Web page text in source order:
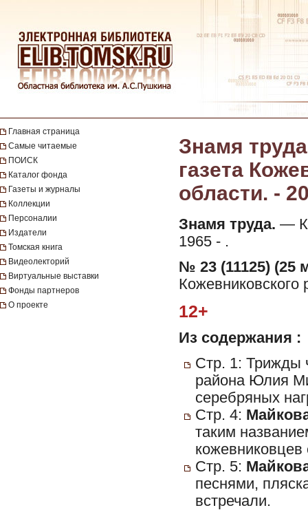
Главная страница
Самые читаемые
ПОИСК
Каталог фонда
Газеты и журналы
Коллекции
Персоналии
Издатели
Томская книга
Видеолекторий
Виртуальные выставки
Фонды партнеров
О проекте
Знамя
газета
области. -
Знамя труда. —
1965 - .
№ 23 (11125) (25
12+
Из содержания :
Стр. 1: Трижды
района Юлия
серебряных
Стр. 4:
таким
Стр. 5:
песнями,
встречали.